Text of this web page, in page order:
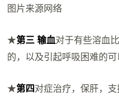
图片来源网络
★第三 输血对于有些溶血
的，以及引起呼吸困难的
★第四对症治疗，保肝，